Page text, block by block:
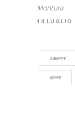
Montura.
14 LUGLIO
24GPFF
GPFF